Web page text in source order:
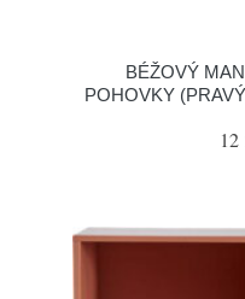
BÉŽOVÝ
POHOVKY